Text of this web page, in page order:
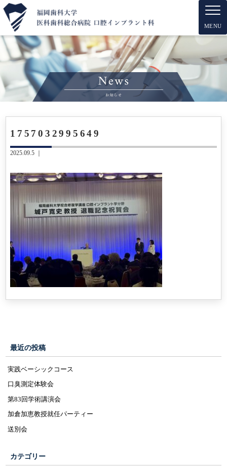
MENU
1757032995649
2025.09.5 ｜
最近の投稿
実践ベーシックコース
口臭測定体験会
第83回学術講演会
加倉加恵教授就任パーティー
送別会
カテゴリー